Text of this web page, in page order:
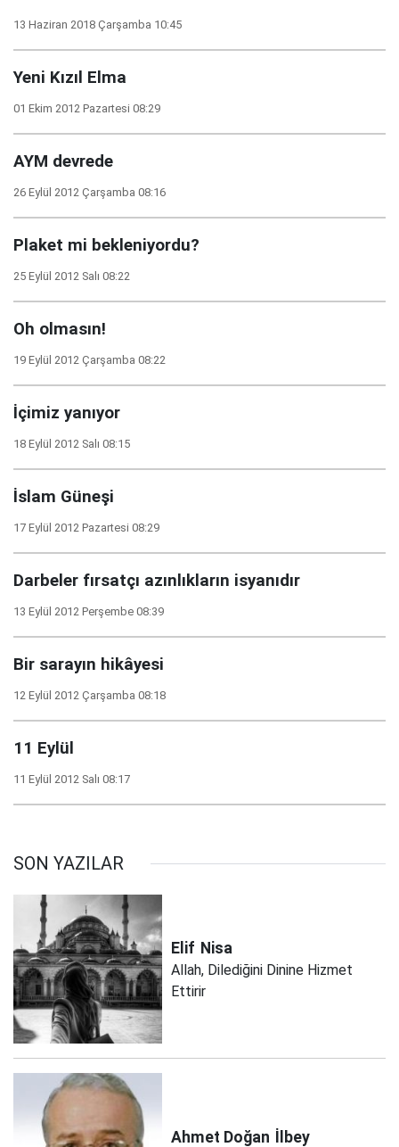
13 Haziran 2018 Çarşamba 10:45
Yeni Kızıl Elma
01 Ekim 2012 Pazartesi 08:29
AYM devrede
26 Eylül 2012 Çarşamba 08:16
Plaket mi bekleniyordu?
25 Eylül 2012 Salı 08:22
Oh olmasın!
19 Eylül 2012 Çarşamba 08:22
İçimiz yanıyor
18 Eylül 2012 Salı 08:15
İslam Güneşi
17 Eylül 2012 Pazartesi 08:29
Darbeler fırsatçı azınlıkların isyanıdır
13 Eylül 2012 Perşembe 08:39
Bir sarayın hikâyesi
12 Eylül 2012 Çarşamba 08:18
11 Eylül
11 Eylül 2012 Salı 08:17
SON YAZILAR
Elif Nisa
Allah, Dilediğini Dinine Hizmet
Ettirir
Ahmet Doğan İlbey